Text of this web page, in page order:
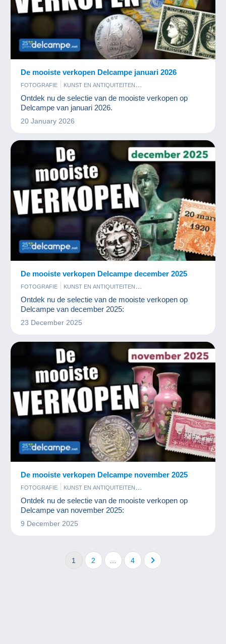
De mooiste verkopen Delcampe januari 2026
FOTOGRAFIE
KUNST EN ANTIQUITEITEN
MUNTEN EN BANKBILJETTEN
POSTKAARTEN POSTZEGELS
Ontdek nu de selectie van de mooiste verkopen op
Delcampe van januari 2026.
20 January 2026
De mooiste verkopen Delcampe december 2025
FOTOGRAFIE
KUNST EN ANTIQUITEITEN
MUNTEN EN BANKBILJETTEN
POSTKAARTEN POSTZEGELS
Ontdek nu de selectie van de mooiste verkopen op
Delcampe van december 2025:
23 December 2025
De mooiste verkopen Delcampe november 2025
FOTOGRAFIE
KUNST EN ANTIQUITEITEN
MUNTEN EN BANKBILJETTEN
POSTKAARTEN POSTZEGELS
Ontdek nu de selectie van de mooiste verkopen op
Delcampe van november 2025:
9 December 2025
1 2 4